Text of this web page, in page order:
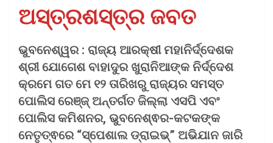
ଅସ୍ତ୍ରଶସ୍ତ୍ର ଜବତ
ଭୁବନେଶ୍ୱର : ରାଜ୍ୟ ଆରକ୍ଷୀ ମହାନିର୍ଦ୍ଦେଶକ
ଶ୍ରୀ ଯୋଗେଶ ବାହାଦୁର ଖୁରାନିଆଙ୍କ ନିର୍ଦ୍ଦେଶ
କ୍ରମେ ଗତ ମେ ୧୨ ତାରିଖରୁ ରାଜ୍ୟର ସମସ୍ତ
ପୋଲିସ ରେଞ୍ଜ୍‌ ଅନ୍ତର୍ଗତ ଜିଲ୍ଲା ଏସପି ଏବଂ
ପୋଲିସ କମିଶନର, ଭୁବନେଶ୍ଵର-କଟକଙ୍କ
ନେତୃତ୍ଵରେ “ସ୍ପେଶାଲ ଡ୍ରାଇଭ୍” ଅଭିଯାନ ଜାରି